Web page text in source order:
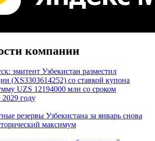
компании
эмитент Узбекистан разместил
(XS3303614252) со ставкой купона
UZS 12194000 млн со сроком
году
резервы Узбекистана за январь снова
максимум